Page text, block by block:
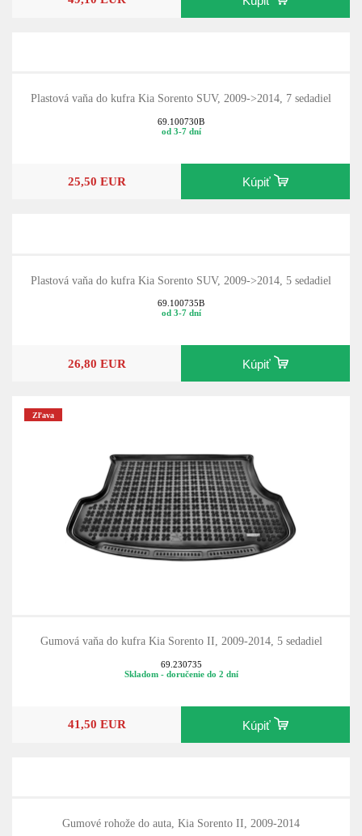
Plastová vaňa do kufra Kia Sorento SUV, 2009->2014, 7 sedadiel
69.100730B
od 3-7 dní
25,50 EUR Kúpiť
Plastová vaňa do kufra Kia Sorento SUV, 2009->2014, 5 sedadiel
69.100735B
od 3-7 dní
26,80 EUR Kúpiť
Zľava
Gumová vaňa do kufra Kia Sorento II, 2009-2014, 5 sedadiel
69.230735
Skladom - doručenie do 2 dní
41,50 EUR Kúpiť
Gumové rohože do auta, Kia Sorento II, 2009-2014